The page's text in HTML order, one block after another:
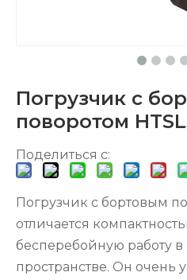
Погрузчик с
поворотом
Поделиться с:
Погрузчик с бортовым
отличается
бесперебойную работу
пространстве. Он очень